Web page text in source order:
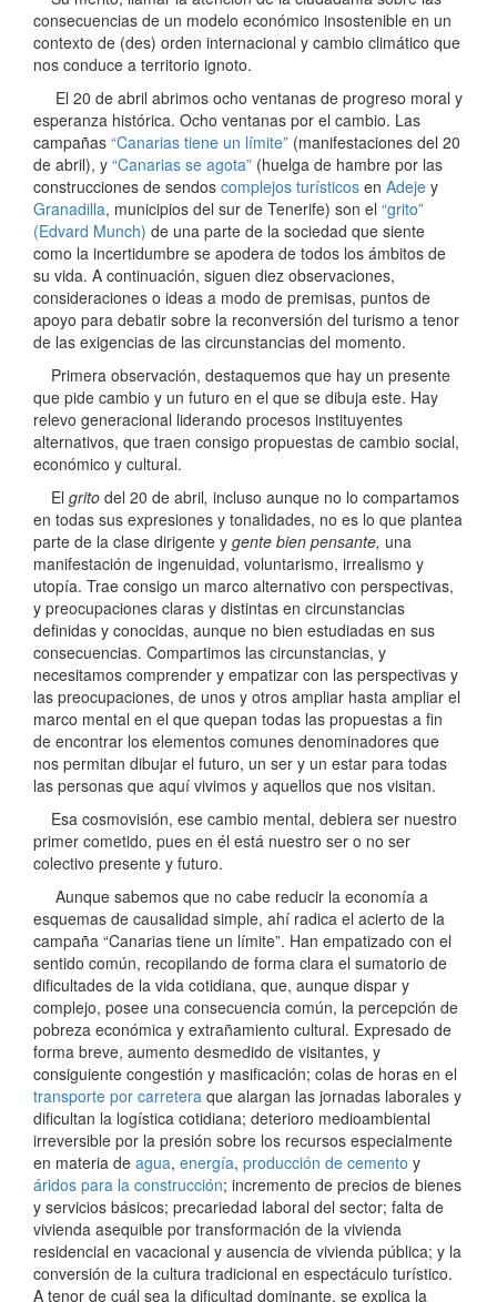
consecuencias de un modelo económico insostenible en un
contexto de (des) orden internacional y cambio climático que
nos conduce a territorio ignoto.
El 20 de abril abrimos ocho ventanas de progreso moral y
esperanza histórica. Ocho ventanas por el cambio. Las
campañas “Canarias tiene un límite” (manifestaciones del 20
de abril), y “Canarias se agota” (huelga de hambre por las
construcciones de sendos complejos turísticos en Adeje y
Granadilla, municipios del sur de Tenerife) son el “grito”
(Edvard Munch) de una parte de la sociedad que siente
como la incertidumbre se apodera de todos los ámbitos de
su vida. A continuación, siguen diez observaciones,
consideraciones o ideas a modo de premisas, puntos de
apoyo para debatir sobre la reconversión del turismo a tenor
de las exigencias de las circunstancias del momento.
Primera observación, destaquemos que hay un presente
que pide cambio y un futuro en el que se dibuja este. Hay
relevo generacional liderando procesos instituyentes
alternativos, que traen consigo propuestas de cambio social,
económico y cultural.
El grito del 20 de abril, incluso aunque no lo compartamos
en todas sus expresiones y tonalidades, no es lo que plantea
parte de la clase dirigente y gente bien pensante, una
manifestación de ingenuidad, voluntarismo, irrealismo y
utopía. Trae consigo un marco alternativo con perspectivas,
y preocupaciones claras y distintas en circunstancias
definidas y conocidas, aunque no bien estudiadas en sus
consecuencias. Compartimos las circunstancias, y
necesitamos comprender y empatizar con las perspectivas y
las preocupaciones, de unos y otros ampliar hasta ampliar el
marco mental en el que quepan todas las propuestas a fin
de encontrar los elementos comunes denominadores que
nos permitan dibujar el futuro, un ser y un estar para todas
las personas que aquí vivimos y aquellos que nos visitan.
Esa cosmovisión, ese cambio mental, debiera ser nuestro
primer cometido, pues en él está nuestro ser o no ser
colectivo presente y futuro.
Aunque sabemos que no cabe reducir la economía a
esquemas de causalidad simple, ahí radica el acierto de la
campaña “Canarias tiene un límite”. Han empatizado con el
sentido común, recopilando de forma clara el sumatorio de
dificultades de la vida cotidiana, que, aunque dispar y
complejo, posee una consecuencia común, la percepción de
pobreza económica y extrañamiento cultural. Expresado de
forma breve, aumento desmedido de visitantes, y
consiguiente congestión y masificación; colas de horas en el
transporte por carretera que alargan las jornadas laborales y
dificultan la logística cotidiana; deterioro medioambiental
irreversible por la presión sobre los recursos especialmente
en materia de agua, energía, producción de cemento y
áridos para la construcción; incremento de precios de bienes
y servicios básicos; precariedad laboral del sector; falta de
vivienda asequible por transformación de la vivienda
residencial en vacacional y ausencia de vivienda pública; y la
conversión de la cultura tradicional en espectáculo turístico.
A tenor de cuál sea la dificultad dominante, se explica la